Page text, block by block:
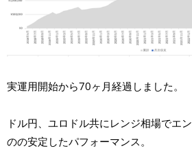
実運用開始から70ヶ月経過しました。
ドル円、ユロドル共にレンジ相場でエ
のの安定したパフォーマンス。